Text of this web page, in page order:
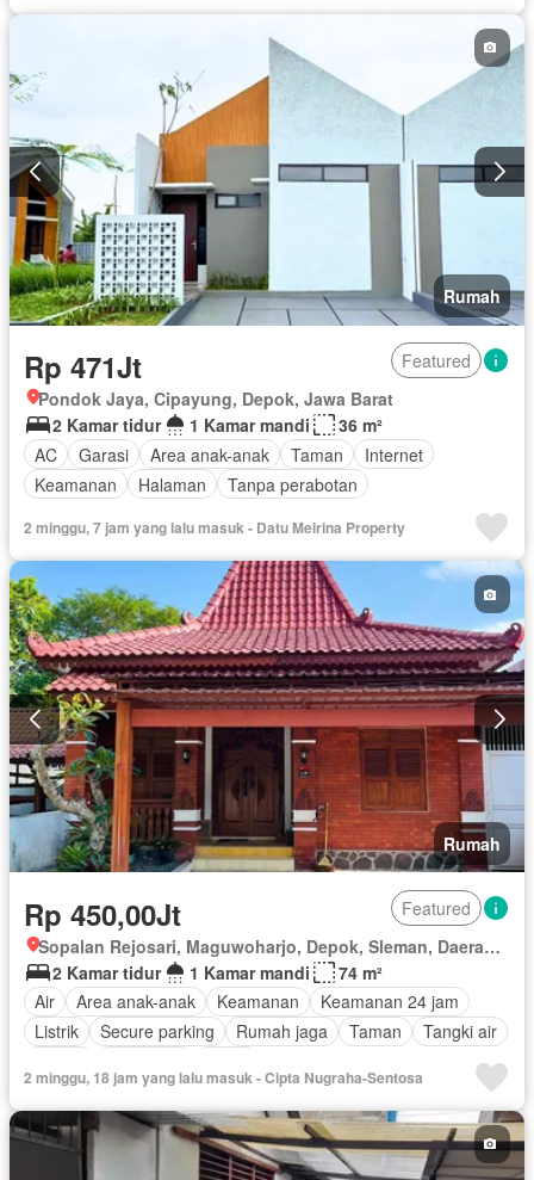
Rumah
Rp 471Jt
Featured
Pondok Jaya, Cipayung, Depok, Jawa Barat
2 Kamar tidur
1 Kamar mandi
36 m²
AC
Garasi Area anak-anak Taman
Internet
Keamanan
Halaman Tanpa perabotan
2 minggu, 7 jam yang lalu masuk - Datu Meirina Property
Rumah
Rp 450,00Jt
Featured
Sopalan Rejosari, Maguwoharjo, Depok, Sleman, Daerah Istimewa Yogyakarta
2 Kamar tidur
1 Kamar mandi
74 m²
Air
Area anak-anak Keamanan
Keamanan 24 jam
Listrik
Secure parking Rumah jaga Taman
Tangki air
2 minggu, 18 jam yang lalu masuk - Cipta Nugraha-Sentosa